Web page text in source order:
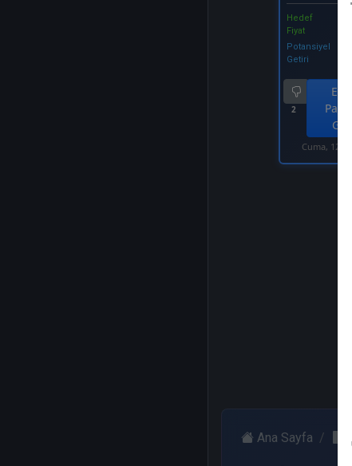
Hedef
Fiyat
Potansiyel
Getiri
2
End.
Get.
Cuma, 12
Ana Sayfa